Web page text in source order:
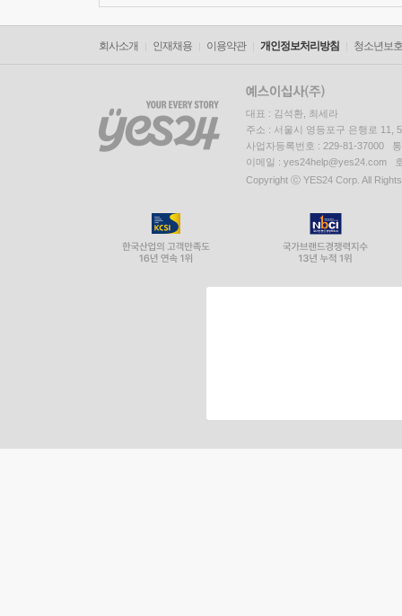
회사소개 인재채용 이용약관 개인정보처리방침 청소년보
대표 : 김석환, 최세라
주소 : 서울시 영등포구 은행로 11,
사업자등록번호 : 229-81-37000
이메일 : yes24help@yes24.com
Copyright ⓒ YES24 Corp. All